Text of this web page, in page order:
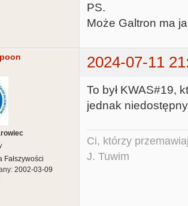
PS.
Może Galtron ma
2024-07-11
Fałszywości
2002-03-09
To był KWAS#19,
jednak
Ci, którzy
J. Tuwim